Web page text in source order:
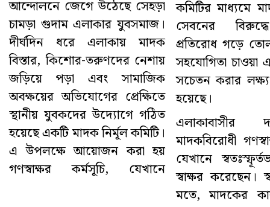
আন্দোলনে জেগে উঠেছে সেহড়া
চামড়া গুদাম এলাকার যুবসমাজ।
দীর্ঘদিন ধরে এলাকায় মাদক
বিস্তার, কিশোর-তরুণদের নেশায়
জড়িয়ে পড়া এবং সামাজিক
অবক্ষয়ের অভিযোগের প্রেক্ষিতে
স্থানীয় যুবকদের উদ্যোগে গঠিত
হয়েছে একটি মাদক নির্মূল কমিটি।
এ উপলক্ষে আয়োজন করা হয়
গণস্বাক্ষর কর্মসূচি, যেখানে
কমিটির মাধ্যমে
সেবনের
প্রতিরোধ গড়ে
সহযোগিতা
সচেতন করার লক্ষ্য
হয়েছে।
এলাকাবাসীর
মাদকবিরোধী
যেখানে
স্বাক্ষর করেছেন।
মতে, মাদকের